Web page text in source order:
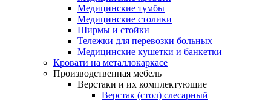
Медицинские тумбы
Медицинские столики
Ширмы и стойки
Тележки для перевозки больных
Медицинские кушетки и банкетки
Кровати на металлокаркасе
Производственная мебель
Верстаки и их комплектующие
Верстак (стол) слесарный